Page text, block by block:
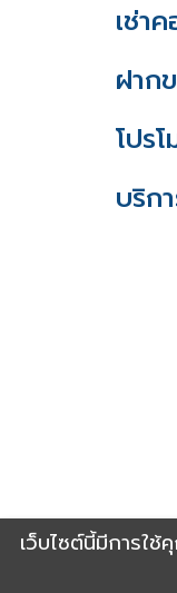
เช่า
ฝาก
โปร
บริก
Triumph
เว็บไซต์นี้มีการใ